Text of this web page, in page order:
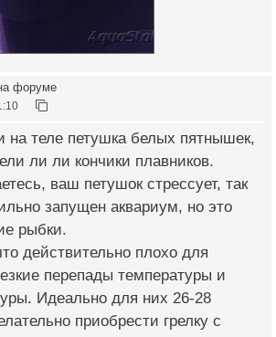
форуме
на теле петушка белых пятнышек,
ли ли кончики плавников.
ваш петушок стрессует, так
запущен аквариум, но это
рыбки.
действительно плохо для
перепады температуры и
Идеально для них 26-28
приобрести грелку с